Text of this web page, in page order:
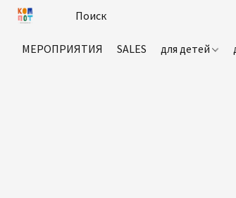
МЕРОПРИЯТИЯ SALES для детей